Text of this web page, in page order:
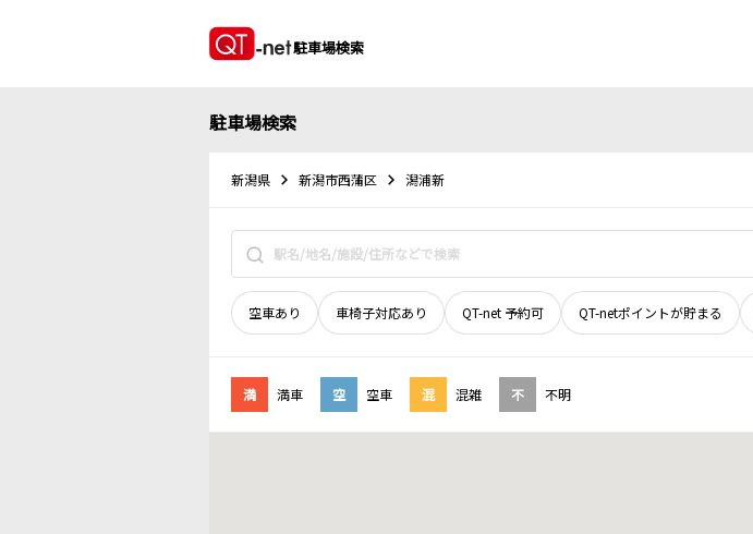
駐車場検索
駐車場検索
新潟県 新潟市西蒲区 潟浦新
空車あり 車椅子対応あり QT-net 予約可 QT-netポイントが貯まる
満 満車 空 空車 混 混雑 不 不明